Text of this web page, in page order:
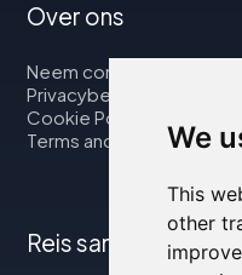
We
This
other
Over ons
Neem contact op met
Privacybeleid
Cookie Policy
Terms and Conditions
Reis samen met ons